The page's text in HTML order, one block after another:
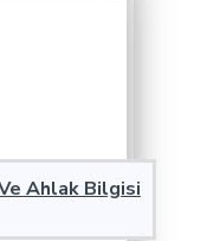
Ahlak Bilgisi